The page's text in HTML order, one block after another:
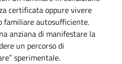
certificata oppure vivere
familiare autosufficiente.
anziana di manifestare la
un percorso di
sperimentale.